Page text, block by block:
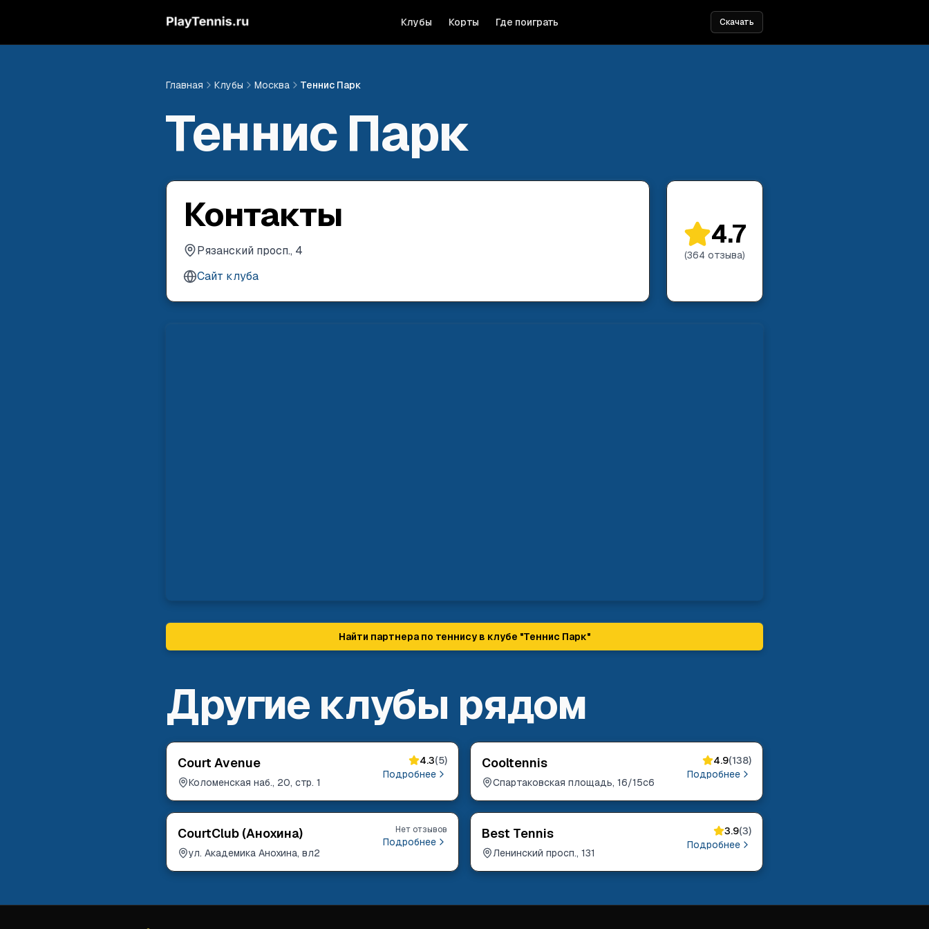
Клубы Корты Где поиграть Скачать
Главная Клубы Москва Теннис Парк
Теннис Парк
Контакты
Рязанский просп., 4
Сайт клуба
4.7
(364 отзыва)
Найти партнера по теннису в клубе "Теннис Парк"
Другие клубы рядом
Court Avenue
Коломенская наб., 20, стр. 1
4.3(5)
Подробнее
Cooltennis
Спартаковская площадь, 16/15с6
4.9(138)
Подробнее
CourtClub (Анохина)
ул. Академика Анохина, вл2
Нет отзывов
Подробнее
Best Tennis
Ленинский просп., 131
3.9(3)
Подробнее